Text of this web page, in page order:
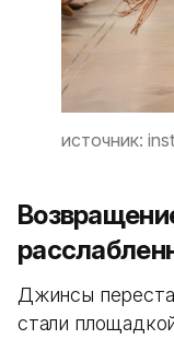
источник:
Джинсы
стали